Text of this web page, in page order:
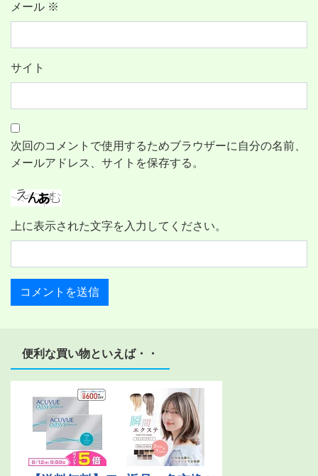
メール ※
サイト
次回のコメントで使用するためブラウザーに自分の名前、
メールアドレス、サイトを保存する。
上に表示された文字を入力してください。
便利な買い物といえば・・